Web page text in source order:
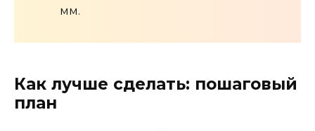
мм.
Как лучше сделать: пошаговый
план